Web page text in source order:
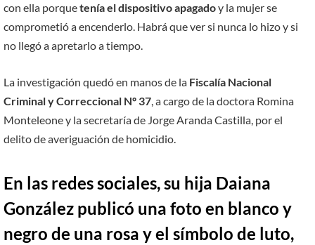
con ella porquetenía el dispositivo apagadoy la mujer se
comprometió a encenderlo. Habrá que ver si nunca lo hizo y si
no llegó a apretarlo a tiempo.
La investigación quedó en manos de la Fiscalía Nacional
Criminal y Correccional Nº 37, a cargo de la doctora Romina
Monteleone y la secretaría de Jorge Aranda Castilla, por el
delito de averiguación de homicidio.
En las redes sociales, su hija Daiana
González publicó una foto en blanco y
negro de una rosa y el símbolo de luto,